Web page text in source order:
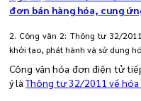
đơn bán hàng hóa, cung
2. Công văn 2: Thông tư 32/
khởi tạo, phát hành và sử dụng
Công văn hóa đơn điện tử
ý làThông tư 32/2011 về